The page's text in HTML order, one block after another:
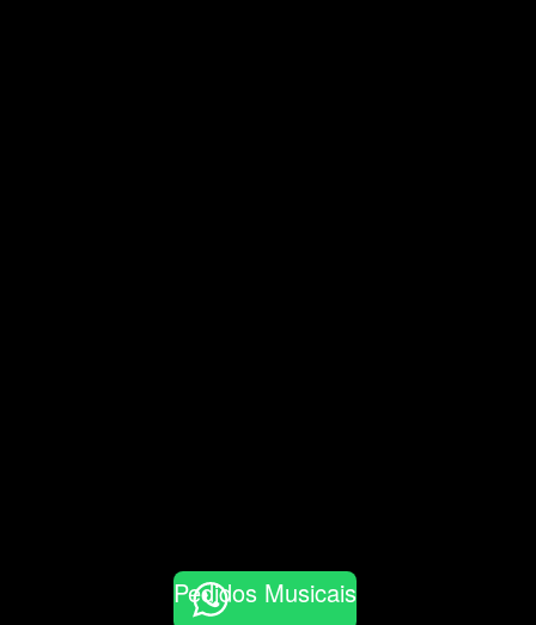
Pedidos Musicais